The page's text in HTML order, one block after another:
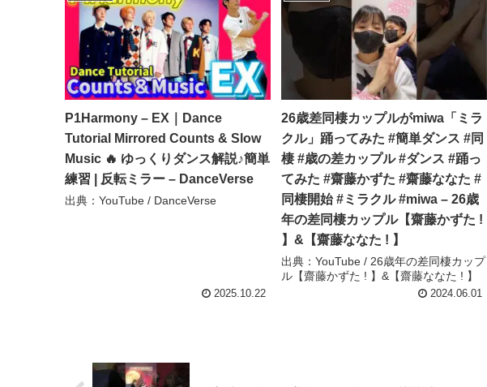
P1Harmony – EX｜Dance
Tutorial Mirrored Counts & Slow
Music 🔥 ゆっくりダンス解説♪簡単
練習 | 反転ミラー – DanceVerse
出典：YouTube / DanceVerse
2025.10.22
26歳差同棲カップルがmiwa「ミラ
クル」踊ってみた #簡単ダンス #同
棲 #歳の差カップル #ダンス #踊っ
てみた #齋藤かずた #齋藤ななた #
同棲開始 #ミラクル #miwa – 26歳
年の差同棲カップル【齋藤かずた !
】&【齋藤ななた ! 】
出典：YouTube / 26歳年の差同棲カップ
ル【齋藤かずた ! 】&【齋藤ななた ! 】
2024.06.01